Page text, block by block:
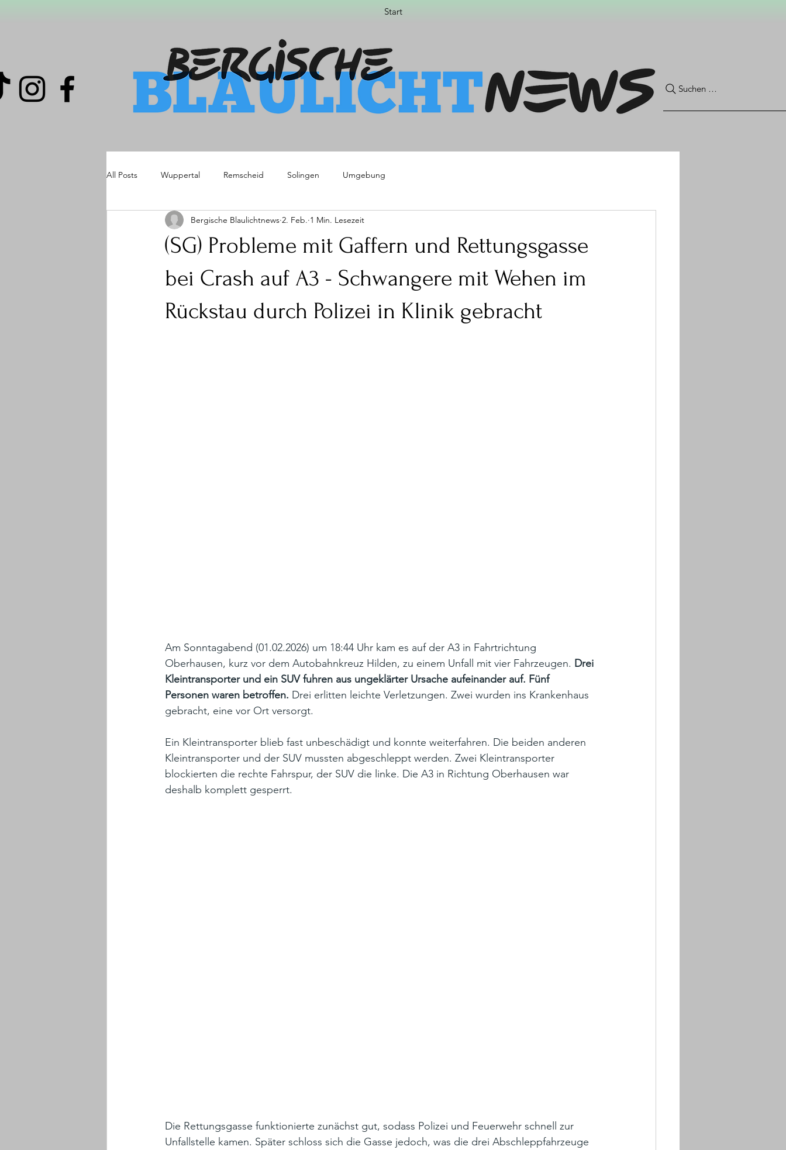
Start
Suchen …
All Posts Wuppertal Remscheid Solingen Umgebung
(SG) Probleme mit Gaffern und Rettungsgasse
bei Crash auf A3 - Schwangere mit Wehen im
Rückstau durch Polizei in Klinik gebracht
Bergische Blaulichtnews 2. Feb. 1 Min. Lesezeit
Am Sonntagabend (01.02.2026) um 18:44 Uhr kam es auf der A3 in Fahrtrichtung
Oberhausen, kurz vor dem Autobahnkreuz Hilden, zu einem Unfall mit vier Fahrzeugen. Drei
Kleintransporter und ein SUV fuhren aus ungeklärter Ursache aufeinander auf. Fünf
Personen waren betroffen. Drei erlitten leichte Verletzungen. Zwei wurden ins Krankenhaus
gebracht, eine vor Ort versorgt.
Ein Kleintransporter blieb fast unbeschädigt und konnte weiterfahren. Die beiden anderen
Kleintransporter und der SUV mussten abgeschleppt werden. Zwei Kleintransporter
blockierten die rechte Fahrspur, der SUV die linke. Die A3 in Richtung Oberhausen war
deshalb komplett gesperrt.
Die Rettungsgasse funktionierte zunächst gut, sodass Polizei und Feuerwehr schnell zur
Unfallstelle kamen. Später schloss sich die Gasse jedoch, was die drei Abschleppfahrzeuge